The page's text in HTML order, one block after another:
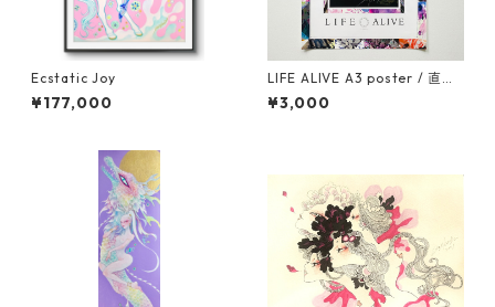
Ecstatic Joy
¥177,000
LIFE ALIVE A3 poster / 直筆
サイン入り
¥3,000